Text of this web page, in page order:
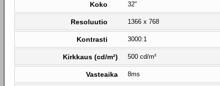
Koko 32"
Resoluutio 1366 x 768
Kontrasti 3000:1
Kirkkaus (cd/m²) 500 cd/m²
Vasteaika 8ms